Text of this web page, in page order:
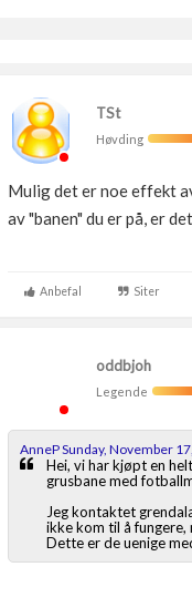
TSt
Høvding
Mulig det er noe effekt
av "banen" du er på, er
Anbefal Siter
oddbjoh
Legende
AnneP Sunday, November
Hei, vi har kjøpt en
grusbane med
Jeg kontaktet
ikke kom til å
Dette er de uenige